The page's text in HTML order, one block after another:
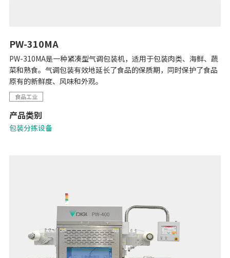
PW-310MA
PW-310MA是一种紧凑型气调包装机，适用于包装肉类、海鲜、蔬
菜和熟食。气调包装有效地延长了食品的保质期，同时保护了食品
原有的新鲜度、风味和外观。
食品工业
产品类别
包装分拣设备